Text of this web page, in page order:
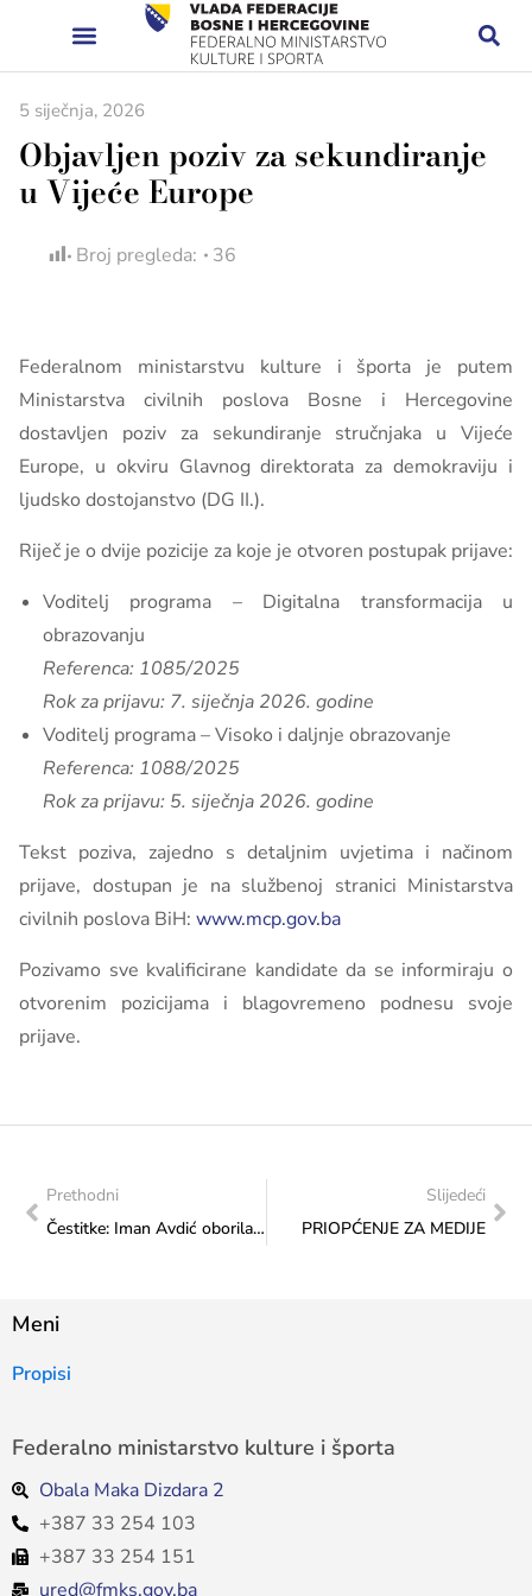
5 siječnja, 2026
Objavljen poziv za sekundiranje
u Vijeće Europe
Broj pregleda: 36
Federalnom ministarstvu kulture i športa je putem
Ministarstva civilnih poslova Bosne i Hercegovine
dostavljen poziv za sekundiranje stručnjaka u Vijeće
Europe, u okviru Glavnog direktorata za demokraviju i
ljudsko dostojanstvo (DG II.).
Riječ je o dvije pozicije za koje je otvoren postupak prijave:
Voditelj programa – Digitalna transformacija u
obrazovanju
Referenca: 1085/2025
Rok za prijavu: 7. siječnja 2026. godine
Voditelj programa – Visoko i daljnje obrazovanje
Referenca: 1088/2025
Rok za prijavu: 5. siječnja 2026. godine
Tekst poziva, zajedno s detaljnim uvjetima i načinom
prijave, dostupan je na službenoj stranici Ministarstva
civilnih poslova BiH: www.mcp.gov.ba
Pozivamo sve kvalificirane kandidate da se informiraju o
otvorenim pozicijama i blagovremeno podnesu svoje
prijave.
Prethodni
Čestitke: Iman Avdić oborila nacionalni rekord na Europskom prvenstvu u plivanju
Slijedeći
PRIOPĆENJE ZA MEDIJE
Meni
Propisi
Federalno ministarstvo kulture i športa
Obala Maka Dizdara 2
+387 33 254 103
+387 33 254 151
ured@fmks.gov.ba